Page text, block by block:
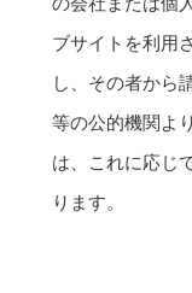
ブサイトを利用
し、その者から
等の公的機関よ
は、これに応じ
ります。